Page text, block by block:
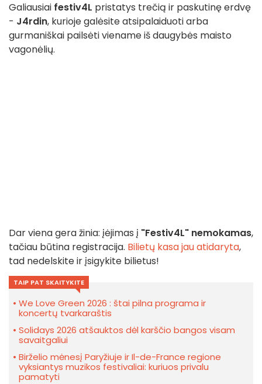
Galiausiai festiv4L pristatys trečią ir paskutinę erdvę
- J4rdin, kurioje galėsite atsipalaiduoti arba
gurmaniškai pailsėti viename iš daugybės maisto
vagonėlių.
Dar viena gera žinia: įėjimas į "Festiv4L" nemokamas,
tačiau būtina registracija. Bilietų kasa jau atidaryta,
tad nedelskite ir įsigykite bilietus!
TAIP PAT SKAITYKITE
We Love Green 2026 : štai pilna programa ir
koncertų tvarkaraštis
Solidays 2026 atšauktos dėl karščio bangos visam
savaitgaliui
Birželio mėnesį Paryžiuje ir Il-de-France regione
vyksiantys muzikos festivaliai: kuriuos privalu
pamatyti